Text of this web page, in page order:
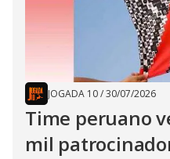
JOGADA 10/30/07/2026
Time peruano
mil